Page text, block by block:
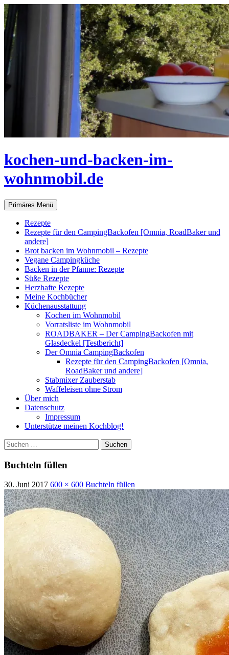
Zum
Inhalt
springen
kochen-und-backen-im-
wohnmobil.de
Suchen
Primäres Menü
Rezepte
Rezepte für den CampingBackofen [Omnia, RoadBaker und
andere]
Brot backen im Wohnmobil – Rezepte
Vegane Campingküche
Backen in der Pfanne: Rezepte
Süße Rezepte
Herzhafte Rezepte
Meine Kochbücher
Küchenausstattung
Kochen im Wohnmobil
Vorratsliste im Wohnmobil
ROADBAKER – Der CampingBackofen mit
Glasdeckel [Testbericht]
Der Omnia CampingBackofen
Rezepte für den CampingBackofen [Omnia,
RoadBaker und andere]
Stabmixer Zauberstab
Waffeleisen ohne Strom
Über mich
Datenschutz
Impressum
Unterstütze meinen Kochblog!
Suchen
nach:
Buchteln füllen
30. Juni 2017 600 × 600 Buchteln füllen